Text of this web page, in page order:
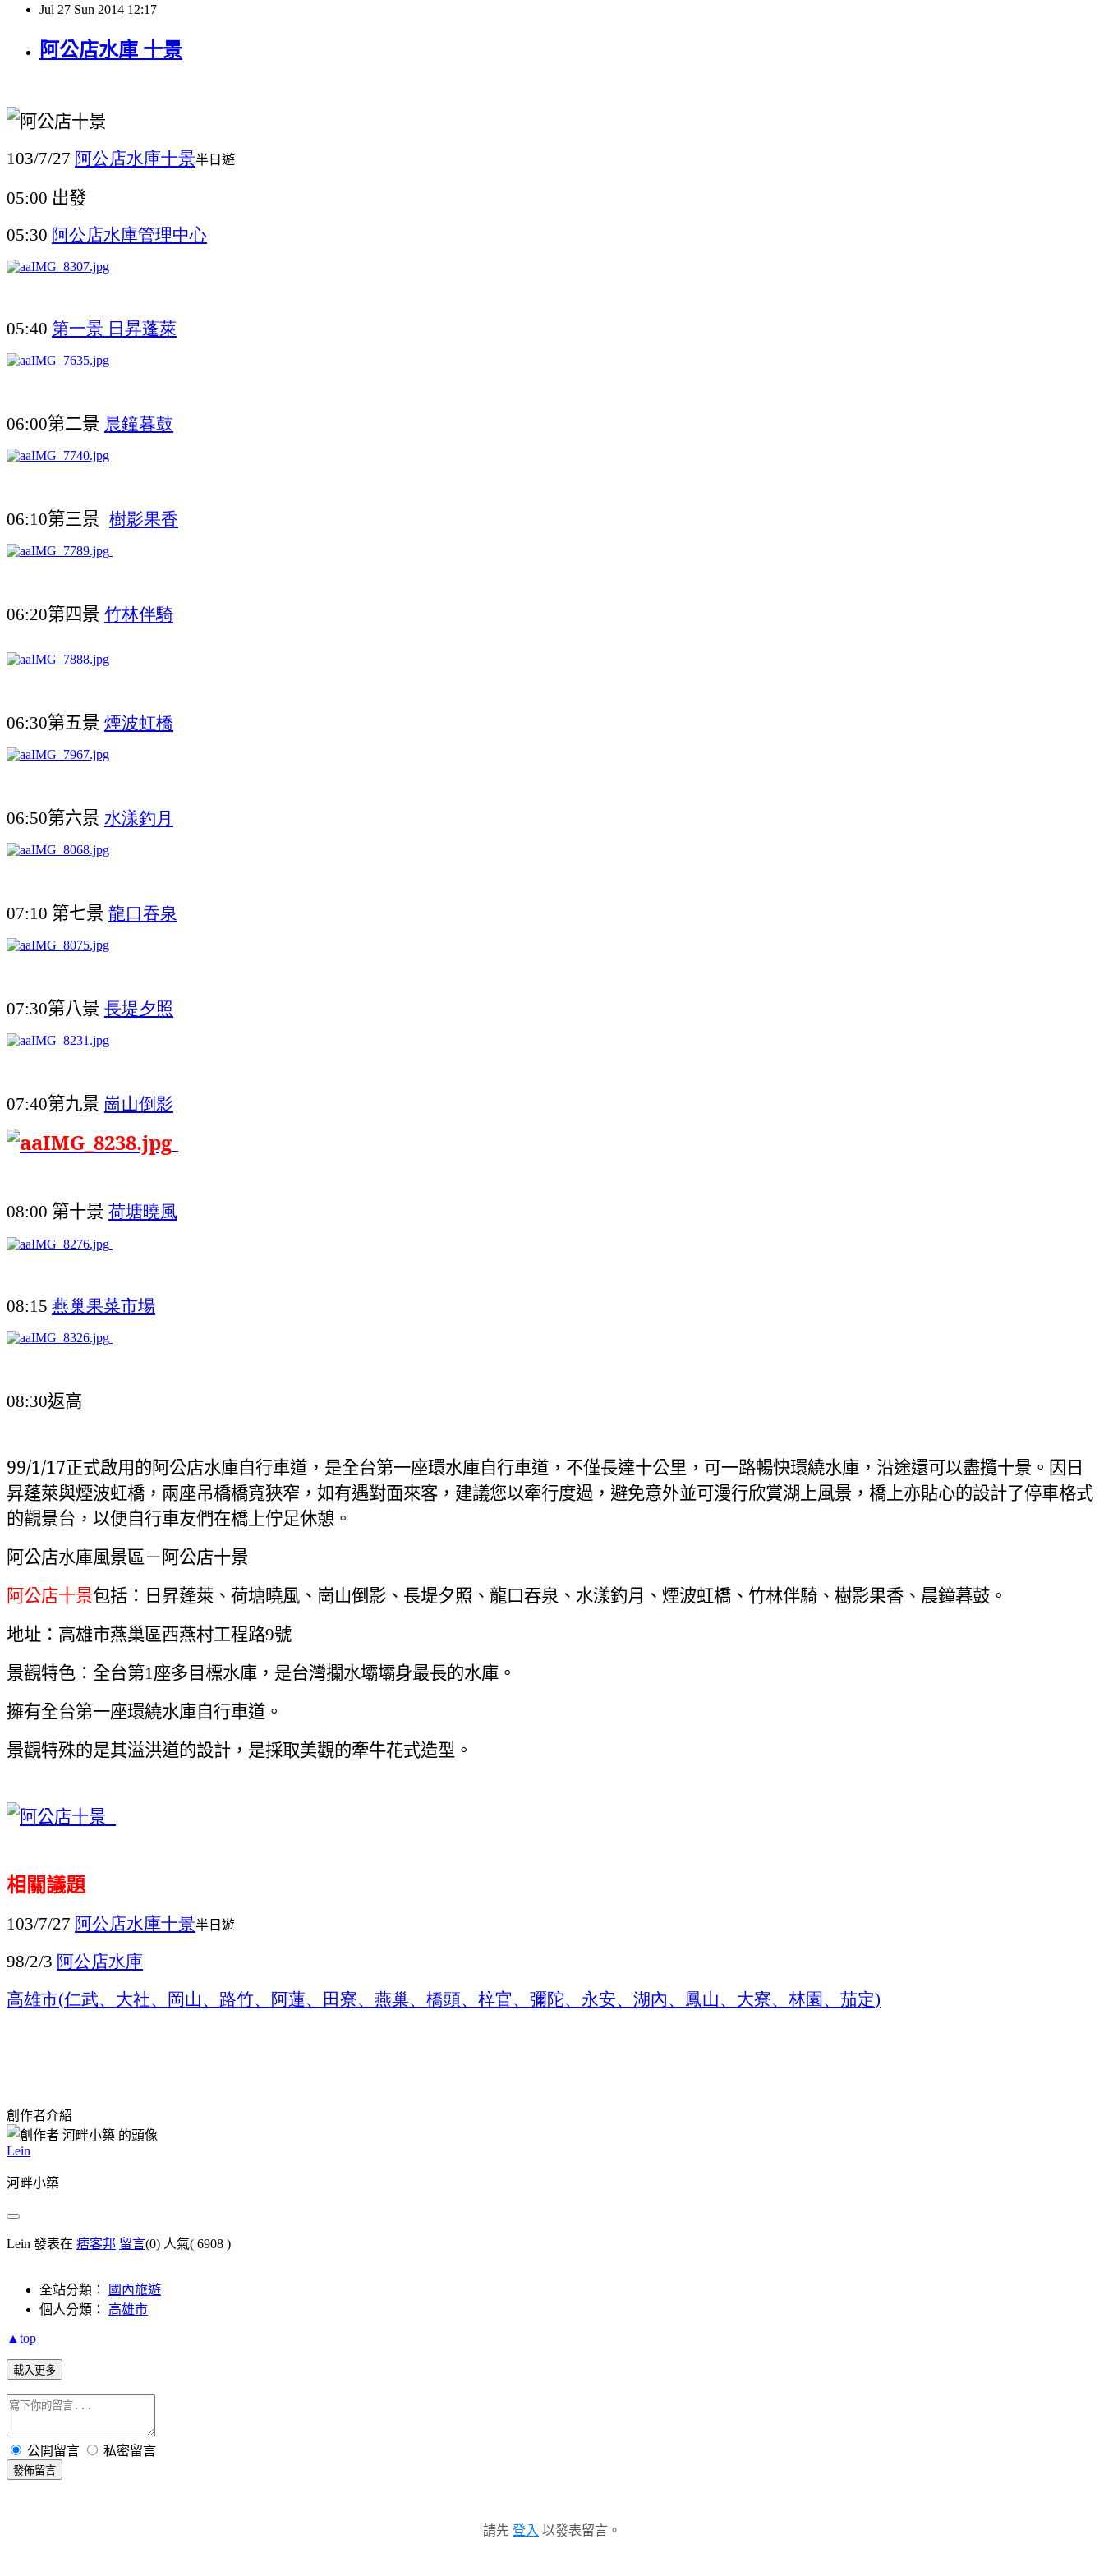
Jul 27 Sun 2014 12:17
阿公店水庫 十景
103/7/27 阿公店水庫十景半日遊
05:00 出發
05:30 阿公店水庫管理中心
05:40 第一景 日昇蓬萊
06:00第二景 晨鐘暮鼓
06:10第三景 樹影果香
06:20第四景 竹林伴騎
06:30第五景 煙波虹橋
06:50第六景 水漾釣月
07:10 第七景 龍口吞泉
07:30第八景 長堤夕照
07:40第九景 崗山倒影
08:00 第十景 荷塘曉風
08:15 燕巢果菜市場
08:30返高
99/1/17正式啟用的阿公店水庫自行車道 ，是全台第一座環水庫自行車道 ，不僅長達十公里，可一路暢快環繞水庫，沿途還可以盡攬十景。因日
昇蓬萊與煙波虹橋，兩座吊橋橋寬狹窄，如有遇對面來客，建議您以牽行度過，避免意外並可漫行欣賞湖上風景，橋上亦貼心的設計了停車格式
的觀景台，以便自行車友們在橋上佇足休憩。
阿公店水庫風景區－阿公店十景
阿公店十景包括：日昇蓬萊、荷塘曉風、崗山倒影、長堤夕照、龍口吞泉、水漾釣月、煙波虹橋、竹林伴騎、樹影果香、晨鐘暮鼓。
地址：高雄市燕巢區西燕村工程路9號
景觀特色：全台第1 座多目標水庫，是台灣攔水壩壩身最長的水庫。
擁有全台第一座環繞水庫自行車道。
景觀特殊的是其溢洪道的設計，是採取美觀的牽牛花式造型。
相關議題
103/7/27 阿公店水庫十景半日遊
98/2/3 阿公店水庫
高雄市(仁武、大社、岡山、路竹、阿蓮、田寮、燕巢、橋頭、梓官、彌陀、永安、湖內、鳳山、大寮、林園、茄定)
創作者介紹
Lein
河畔小築
Lein 發表在 痞客邦 留言(0) 人氣( 6908 )
全站分類：
國內旅遊
個人分類： 高雄市
▲top
載入更多
公開留言 私密留言
發佈留言
請先 登入 以發表留言。